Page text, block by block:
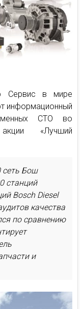
Сервис в мире
информационный
СТО во
акции «Лучший
сеть Бош
станций
Bosch Diesel
качества
по сравнению
и